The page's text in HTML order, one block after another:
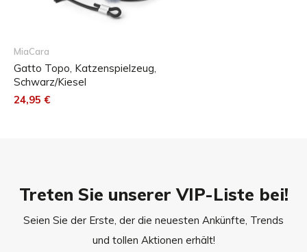
MiaCara
Gatto Topo, Katzenspielzeug,
Schwarz/Kiesel
24,95 €
Treten Sie unserer VIP-Liste bei!
Seien Sie der Erste, der die neuesten Ankünfte, Trends
und tollen Aktionen erhält!